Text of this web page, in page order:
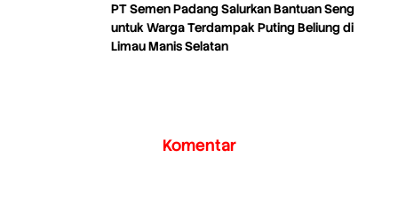
PT Semen Padang Salurkan Bantuan Seng
untuk Warga Terdampak Puting Beliung di
Limau Manis Selatan
Komentar